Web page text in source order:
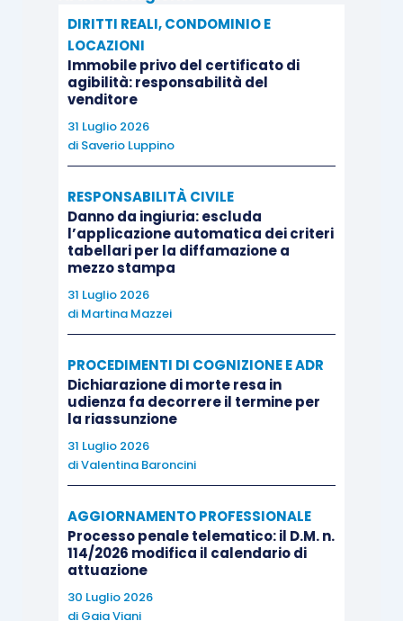
rimanere estraneo alla luce dell’accesso da parte
della società alla composizione negoziata.
In specie, il Tribunale non concede l’ispezione
ordine alla situazione di tensione finanziaria e alla
possibile perdita di continuità aziendale”
riguardo, infatti, il Giudice valorizza la
composizione negoziata della crisi, rilevando
l’autonomia di tale procedura rispetto alla
denunzia e art. 2409 cc.
Da tale impostazione, il Tribunale di Venezia
dell’amministrazione sulla attualità dei servizi
amministrativi e contabili erogati dalla società
convenuta in favore delle società collegate, sulla
presenza o meno di contratti disciplinanti i
predetti servizi, sulla congruità del corrispettivo
sull’attività di recupero del credito da parte della
convenuta nei confronti delle collegate.
Trattasi quindi di ispezione disposta per motivi
DIRITTI REALI, CONDOMINIO E
LOCAZIONI
Immobile privo del certificato di
agibilità: responsabilità del
venditore
31 Luglio 2026
di Saverio Luppino
RESPONSABILITÀ CIVILE
Danno da ingiuria: escluda
l’applicazione automatica dei criteri
tabellari per la diffamazione a
mezzo stampa
31 Luglio 2026
di Martina Mazzei
PROCEDIMENTI DI COGNIZIONE E ADR
Dichiarazione di morte resa in
udienza fa decorrere il termine per
la riassunzione
31 Luglio 2026
diValentina Baroncini
AGGIORNAMENTO PROFESSIONALE
Processo penale telematico: il D.M. n.
114/2026 modifica il calendario di
attuazione
30 Luglio 2026
di Gaia Viani